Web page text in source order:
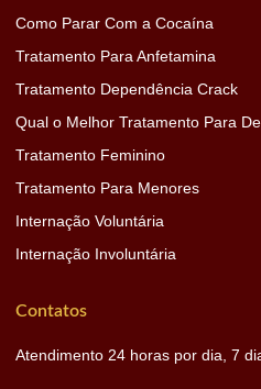
Como Parar Com a Cocaína
Tratamento Para Anfetamina
Tratamento Dependência Crack
Qual o Melhor Tratamento Para
Tratamento Feminino
Tratamento Para Menores
Internação Voluntária
Internação Involuntária
Contatos
Atendimento 24 horas por dia, 7